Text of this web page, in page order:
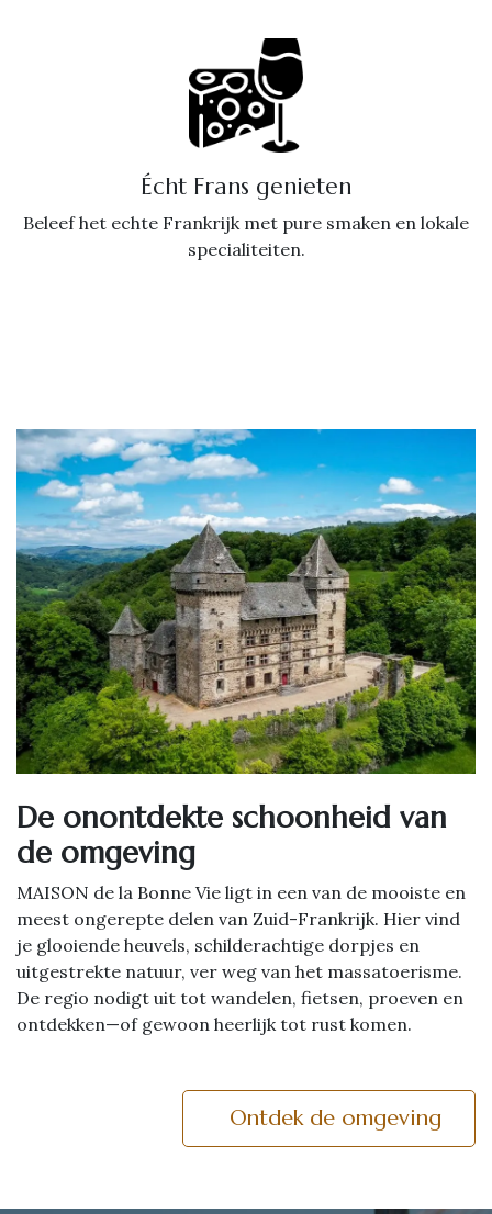
Écht Frans genieten
Beleef het echte Frankrijk met pure smaken en lokale
specialiteiten.
De onontdekte schoonheid van
de omgeving
MAISON de la Bonne Vie ligt in een van de mooiste en
meest ongerepte delen van Zuid-Frankrijk. Hier vind
je glooiende heuvels, schilderachtige dorpjes en
uitgestrekte natuur, ver weg van het massatoerisme.
De regio nodigt uit tot wandelen, fietsen, proeven en
ontdekken—of gewoon heerlijk tot rust komen.
Ontdek de omgeving